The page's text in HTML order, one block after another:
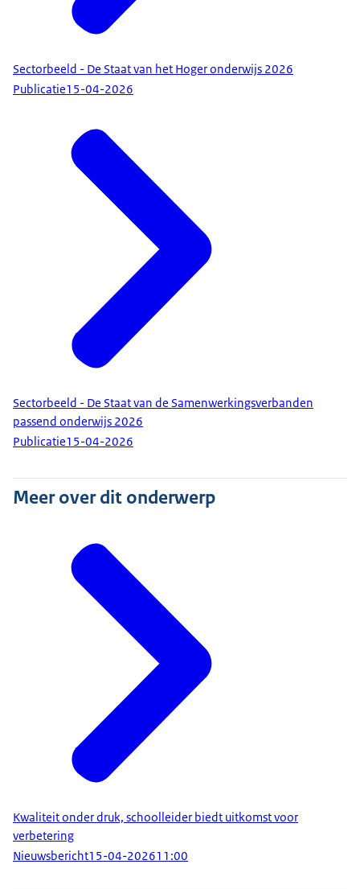
Sectorbeeld - De Staat van het Hoger onderwijs 2026
Publicatie15-04-2026
Sectorbeeld - De Staat van de Samenwerkingsverbanden
passend onderwijs 2026
Publicatie15-04-2026
Meer over dit onderwerp
Kwaliteit onder druk, schoolleider biedt uitkomst voor
verbetering
Nieuwsbericht15-04-202611:00